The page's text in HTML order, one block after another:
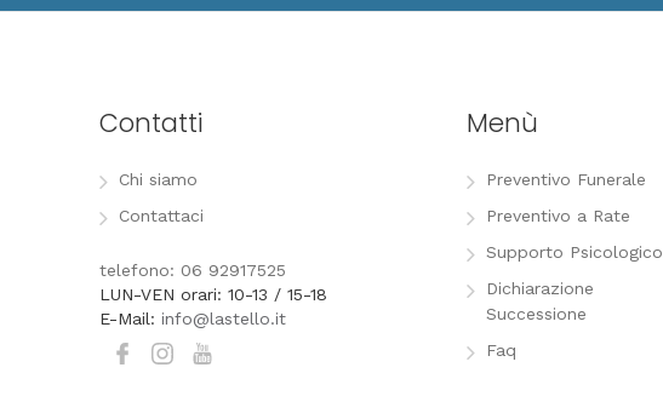
Contatti
Chi siamo
Contattaci
telefono: 06 92917525
LUN-VEN orari: 10-13 / 15-18
E-Mail: info@lastello.it
Menù
Preventivo Funerale
Preventivo a Rate
Supporto Psicologico
Dichiarazione
Successione
Faq